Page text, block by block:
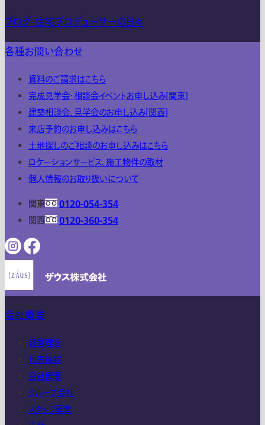
ブログ-住宅プロデューサーの日々
各種お問い合わせ
資料のご請求はこちら
完成見学会・相談会イベントお申し込み[関東]
建築相談会、見学会のお申し込み[関西]
来店予約のお申し込みはこちら
土地探しのご相談のお申し込みはこちら
ロケーションサービス、施工物件の取材
個人情報のお取り扱いについて
関東
0120-054-354
関西
0120-360-354
会社概要
経営理念
代表挨拶
会社概要
グループ会社
スタッフ募集